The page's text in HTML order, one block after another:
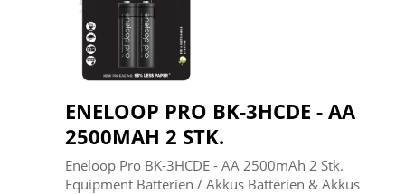
ENELOOP PRO BK-3HCDE - AA
2500MAH 2 STK.
Eneloop Pro BK-3HCDE - AA 2500mAh 2 Stk.
Equipment Batterien / Akkus Batterien & Akkus